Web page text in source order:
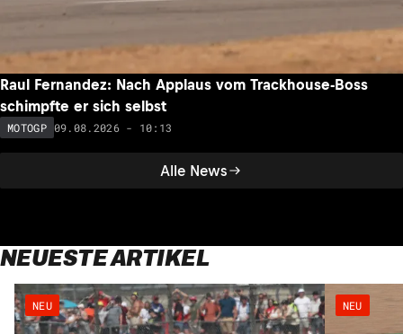
Alle News
Raul Fernandez: Nach Applaus vom Trackhouse-Boss
schimpfte er sich selbst
MOTOGP 09.08.2026 - 10:13
NEUESTE ARTIKEL
NEU NEU